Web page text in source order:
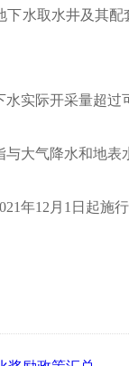
下水取水井及其
水实际开采量超
与大气降水和地
年12月1日起施